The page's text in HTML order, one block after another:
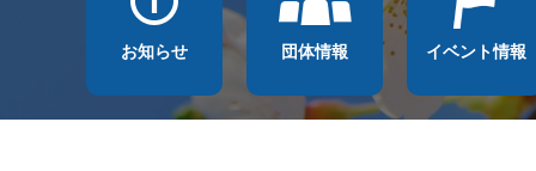
お知らせ 団体情報 イベント情報